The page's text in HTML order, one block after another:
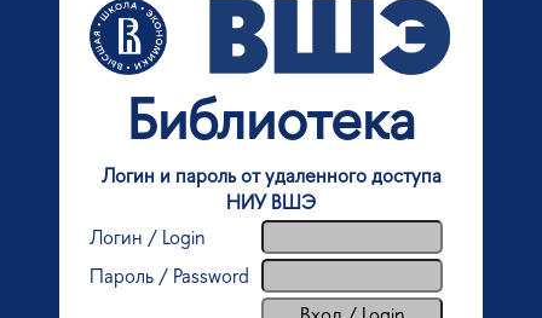
Библиотека
Логин и пароль от удаленного доступа
НИУ ВШЭ
Логин / Login
Пароль / Password